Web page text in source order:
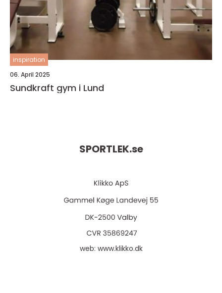
inspiration
06. April 2025
Sundkraft gym i Lund
SPORTLEK.se
web: www.klikko.dk